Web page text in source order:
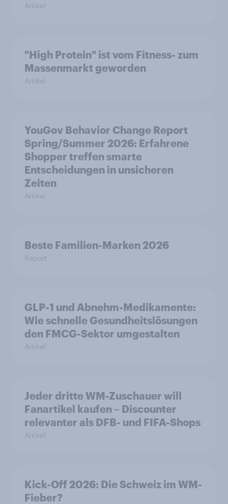
Artikel
"High Protein" ist vom Fitness- zum
Massenmarkt geworden
Artikel
YouGov Behavior Change Report
Spring/Summer 2026: Erfahrene
Shopper treffen smarte
Entscheidungen in unsicheren
Zeiten
Artikel
Beste Familien-Marken 2026
Report
GLP-1 und Abnehm-Medikamente:
Wie schnelle Gesundheitslösungen
den FMCG-Sektor umgestalten
Artikel
Jeder dritte WM-Zuschauer will
Fanartikel kaufen – Discounter
relevanter als DFB- und FIFA-Shops
Artikel
Kick-Off 2026: Die Schweiz im WM-
Fieber?​